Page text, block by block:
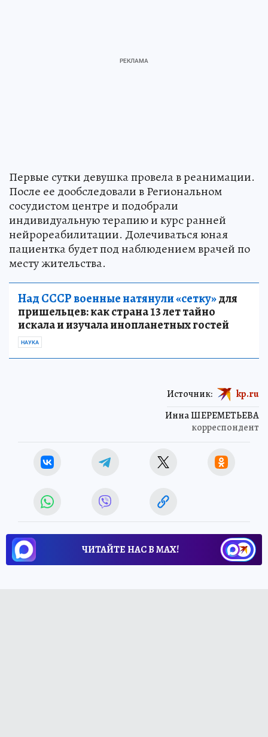
Первые сутки девушка провела в реанимации.
После ее дообследовали в Региональном
сосудистом центре и подобрали
индивидуальную терапию и курс ранней
нейрореабилитации. Долечиваться юная
пациентка будет под наблюдением врачей по
месту жительства.
Над СССР военные натянули «сетку»для
пришельцев: как страна 13 лет тайно
искала и изучала инопланетных гостей
НАУКА
Инна ШЕРЕМЕТЬЕВА
корреспондент
Источник: kp.ru
ЧИТАЙТЕ НАС В МАХ!